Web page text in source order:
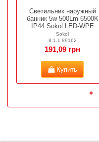
Светильник наружный
банник 5w 500Lm 6500K
IP44 Sokol LED-WPE
Sokol
8.1.1.89162
191,09 грн
Купить